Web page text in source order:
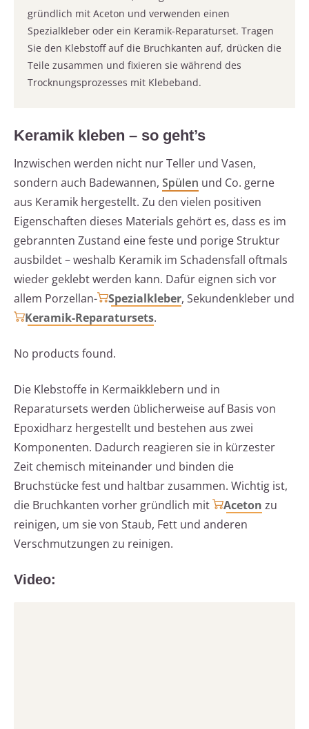
gründlich mit Aceton und verwenden einen
Spezialkleber oder ein Keramik-Reparaturset. Tragen
Sie den Klebstoff auf die Bruchkanten auf, drücken die
Teile zusammen und fixieren sie während des
Trocknungsprozesses mit Klebeband.
Keramik kleben – so geht’s
Inzwischen werden nicht nur Teller und Vasen,
sondern auch Badewannen, Spülen und Co. gerne
aus Keramik hergestellt. Zu den vielen positiven
Eigenschaften dieses Materials gehört es, dass es im
gebrannten Zustand eine feste und porige Struktur
ausbildet – weshalb Keramik im Schadensfall oftmals
wieder geklebt werden kann. Dafür eignen sich vor
allem Porzellan-
Spezialkleber, Sekundenkleber und
Keramik-Reparatursets.
No products found.
Die Klebstoffe in Kermaikklebern und in
Reparatursets werden üblicherweise auf Basis von
Epoxidharz hergestellt und bestehen aus zwei
Komponenten. Dadurch reagieren sie in kürzester
Zeit chemisch miteinander und binden die
Bruchstücke fest und haltbar zusammen. Wichtig ist,
die Bruchkanten vorher gründlich mit
Aceton zu
reinigen, um sie von Staub, Fett und anderen
Verschmutzungen zu reinigen.
Video: